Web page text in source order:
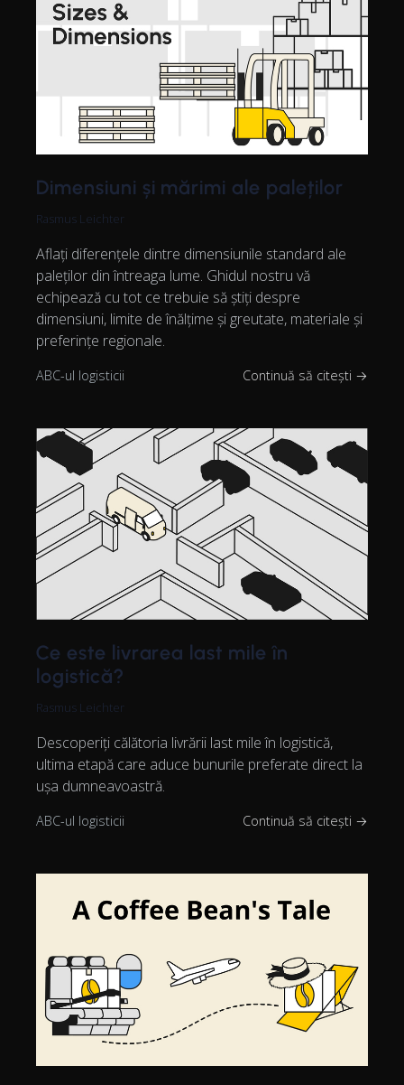
Dimensiuni și mărimi ale paleților
Rasmus Leichter
Aflați diferențele dintre dimensiunile standard ale
paleților din întreaga lume. Ghidul nostru vă
echipează cu tot ce trebuie să știți despre
dimensiuni, limite de înălțime și greutate, materiale și
preferințe regionale.
ABC-ul logisticii Continuă să citești →
Ce este livrarea last mile în
logistică?
Rasmus Leichter
Descoperiți călătoria livrării last mile în logistică,
ultima etapă care aduce bunurile preferate direct la
ușa dumneavoastră.
ABC-ul logisticii Continuă să citești →